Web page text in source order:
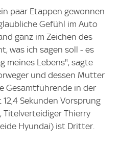
paar Etappen gewonnen
Gefühl im Auto
ganz im Zeichen des
was ich sagen soll - es
meines Lebens", sagte
und dessen Mutter
Gesamtführende in der
Sekunden Vorsprung
Titelverteidiger Thierry
Hyundai) ist Dritter.